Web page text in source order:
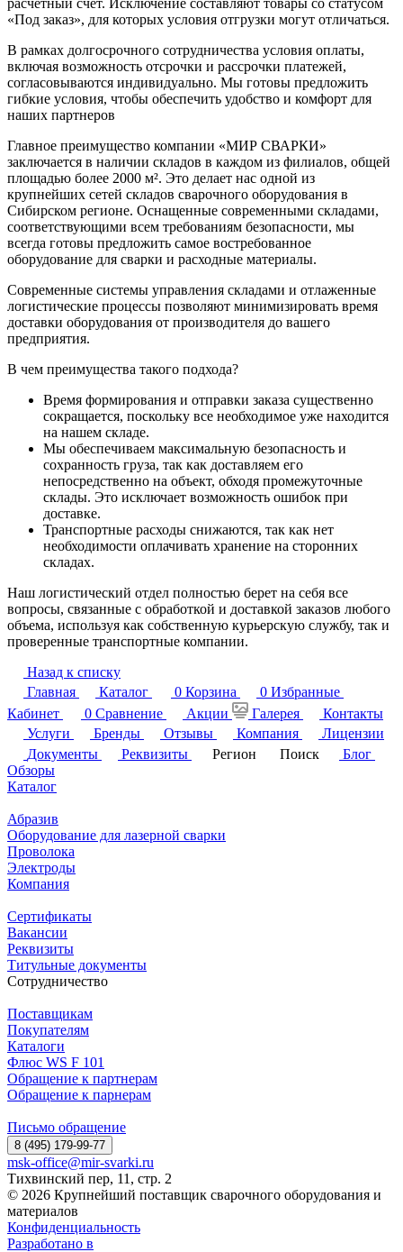
«Под заказ», для которых условия отгрузки могут отличаться.
В рамках долгосрочного сотрудничества условия оплаты,
включая возможность отсрочки и рассрочки платежей,
согласовываются индивидуально. Мы готовы предложить
гибкие условия, чтобы обеспечить удобство и комфорт для
наших партнеров
Главное преимущество компании «МИР СВАРКИ»
заключается в наличии складов в каждом из филиалов, общей
площадью более 2000 м². Это делает нас одной из
крупнейших сетей складов сварочного оборудования в
Сибирском регионе. Оснащенные современными складами,
соответствующими всем требованиям безопасности, мы
всегда готовы предложить самое востребованное
оборудование для сварки и расходные материалы.
Современные системы управления складами и отлаженные
логистические процессы позволяют минимизировать время
доставки оборудования от производителя до вашего
предприятия.
В чем преимущества такого подхода?
Время формирования и отправки заказа существенно
сокращается, поскольку все необходимое уже находится
на нашем складе.
Мы обеспечиваем максимальную безопасность и
сохранность груза, так как доставляем его
непосредственно на объект, обходя промежуточные
склады. Это исключает возможность ошибок при
доставке.
Транспортные расходы снижаются, так как нет
необходимости оплачивать хранение на сторонних
складах.
Наш логистический отдел полностью берет на себя все
вопросы, связанные с обработкой и доставкой заказов любого
объема, используя как собственную курьерскую службу, так и
проверенные транспортные компании.
Назад к списку
Главная
Каталог 0 Корзина 0 Избранные
Кабинет
0 Сравнение Акции Галерея
Контакты
Услуги
Бренды Отзывы Компания
Лицензии
Документы
Реквизиты Регион Поиск
Блог
Обзоры
Каталог
Абразив
Оборудование для лазерной сварки
Проволока
Электроды
Компания
Сертификаты
Вакансии
Реквизиты
Титульные документы
Сотрудничество
Поставщикам
Покупателям
Каталоги
Флюс WS F 101
Обращение к партнерам
Обращение к парнерам
Письмо обращение
8 (495) 179-99-77
msk-office@mir-svarki.ru
Тихвинский пер, 11, стр. 2
© 2026 Крупнейший поставщик сварочного оборудования и
материалов
Конфиденциальность
Разработано в